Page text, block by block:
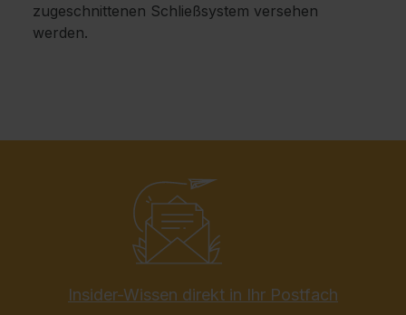
zugeschnittenen Schließsystem versehen
werden.
Insider-Wissen direkt in Ihr Postfach